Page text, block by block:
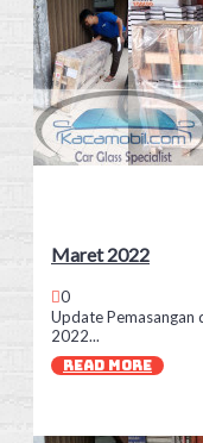
Maret 2022
0
Update Pemasangan
2022...
READ MORE